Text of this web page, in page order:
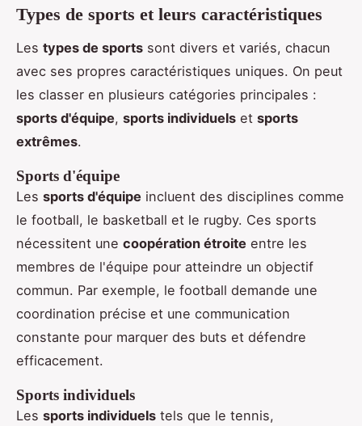
Types de sports et leurs caractéristiques
Les types de sports sont divers et variés, chacun
avec ses propres caractéristiques uniques. On peut
les classer en plusieurs catégories principales :
sports d'équipe, sports individuels et sports
extrêmes.
Sports d'équipe
Les sports d'équipe incluent des disciplines comme
le football, le basketball et le rugby. Ces sports
nécessitent une coopération étroite entre les
membres de l'équipe pour atteindre un objectif
commun. Par exemple, le football demande une
coordination précise et une communication
constante pour marquer des buts et défendre
efficacement.
Sports individuels
Les sports individuels tels que le tennis,